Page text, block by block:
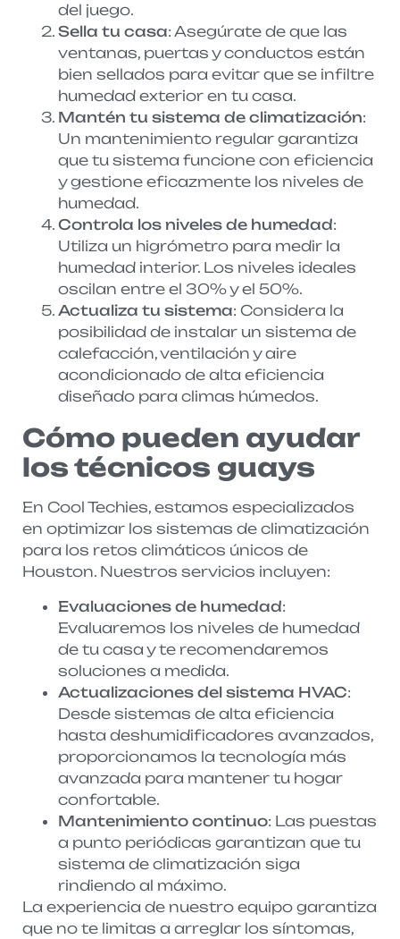
del juego.
Sella tu casa: Asegúrate de que las
ventanas, puertas y conductos están
bien sellados para evitar que se infiltre
humedad exterior en tu casa.
Mantén tu sistema de climatización:
Un mantenimiento regular garantiza
que tu sistema funcione con eficiencia
y gestione eficazmente los niveles de
humedad.
Controla los niveles de humedad:
Utiliza un higrómetro para medir la
humedad interior. Los niveles ideales
oscilan entre el 30% y el 50%.
Actualiza tu sistema: Considera la
posibilidad de instalar un sistema de
calefacción, ventilación y aire
acondicionado de alta eficiencia
diseñado para climas húmedos.
Cómo pueden ayudar
los técnicos guays
En Cool Techies, estamos especializados
en optimizar los sistemas de climatización
para los retos climáticos únicos de
Houston. Nuestros servicios incluyen:
Evaluaciones de humedad:
Evaluaremos los niveles de humedad
de tu casa y te recomendaremos
soluciones a medida.
Actualizaciones del sistema HVAC:
Desde sistemas de alta eficiencia
hasta deshumidificadores avanzados,
proporcionamos la tecnología más
avanzada para mantener tu hogar
confortable.
Mantenimiento continuo: Las puestas
a punto periódicas garantizan que tu
sistema de climatización siga
rindiendo al máximo.
La experiencia de nuestro equipo garantiza
que no te limitas a arreglar los síntomas,